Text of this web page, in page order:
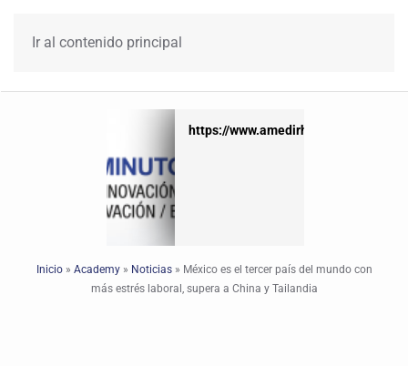
Ir al contenido principal
https://www.amedirh.com.mx
https://www.amedirh.com.mx
Inicio» Academy» Noticias» México es el tercer país del mundo con
más estrés laboral, supera a China y Tailandia